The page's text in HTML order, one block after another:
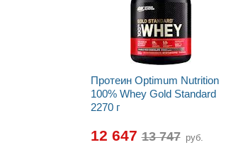
Протеин Optimum Nutrition
100% Whey Gold Standard
2270 г
12 647 руб.